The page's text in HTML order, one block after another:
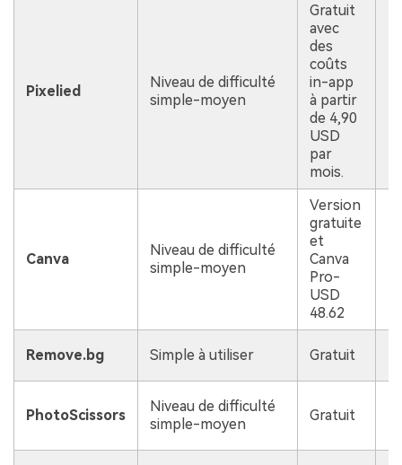
Pixelied
Niveau de difficulté
simple-moyen
Gratuit
avec
des
coûts
in-app
à partir
de 4,90
USD
par
mois.
Canva
Niveau de difficulté
simple-moyen
Version
gratuite
et
Canva
Pro-
USD
48.62
Remove.bg Simple à utiliser Gratuit
PhotoScissors
Niveau de difficulté
simple-moyen
Gratuit